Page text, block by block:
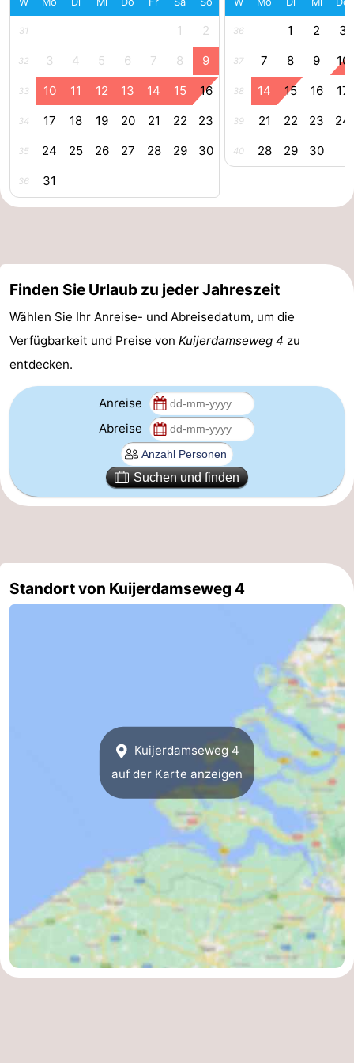
Schwimmbader
Radfahren
Wandern
Surfen
-
Essen
und
Veranstaltungen
-
Medizin
Adressen
Region
Scheveningen
Den
Haag
Rotterdam
-
31 1 2
32 3 4 5 6 7 8 9
33 10 11 12 13 14 15 16
34 17 18 19 20 21 22 23
35 24 25 26 27 28 29 30
36 31
36 1 2 3
37 7 8 9 10
38 14 15 16 17
39 21 22 23 24
40 28 29 30
Finden Sie Urlaub zu jeder Jahreszeit
Wählen Sie Ihr Anreise- und Abreisedatum, um die
Verfügbarkeit und Preise von Kuijerdamseweg 4 zu
entdecken.
Anreise
Abreise
Suchen und finden
Standort von Kuijerdamseweg 4
Kuijerdamseweg 4
auf der Karte anzeigen